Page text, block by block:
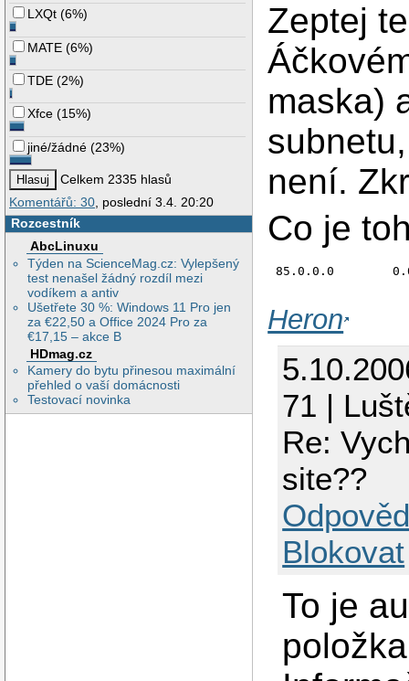
LXQt (6%)
MATE (6%)
TDE (2%)
Xfce (15%)
jiné/žádné (23%)
Celkem 2335 hlasů
Komentářů: 30, poslední 3.4. 20:20
Rozcestník
AbcLinuxu
Týden na ScienceMag.cz: Vylepšený
test nenašel žádný rozdíl mezi
vodíkem a antiv
Ušetřete 30 %: Windows 11 Pro jen
za €22,50 a Office 2024 Pro za
€17,15 – akce B
HDmag.cz
Kamery do bytu přinesou maximální
přehled o vaší domácnosti
Testovací novinka
Zeptej
maska)
není.
Co je
Heron
71 |
Re:
site??
Blokovat
To je